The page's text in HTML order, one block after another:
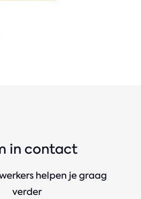
in contact
helpen je graag
verder